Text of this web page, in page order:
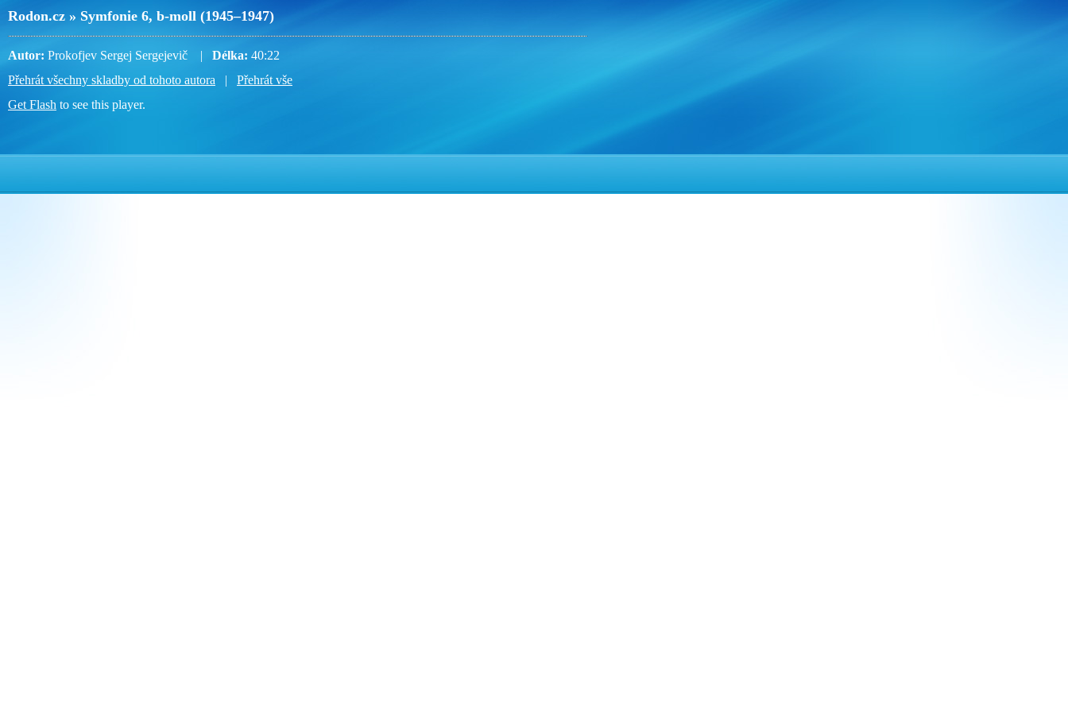
Rodon.cz » Symfonie 6, b-moll (1945–1947)
Autor: Prokofjev Sergej Sergejevič | Délka: 40:22
Přehrát všechny skladby od tohoto autora | Přehrát vše
Get Flash to see this player.